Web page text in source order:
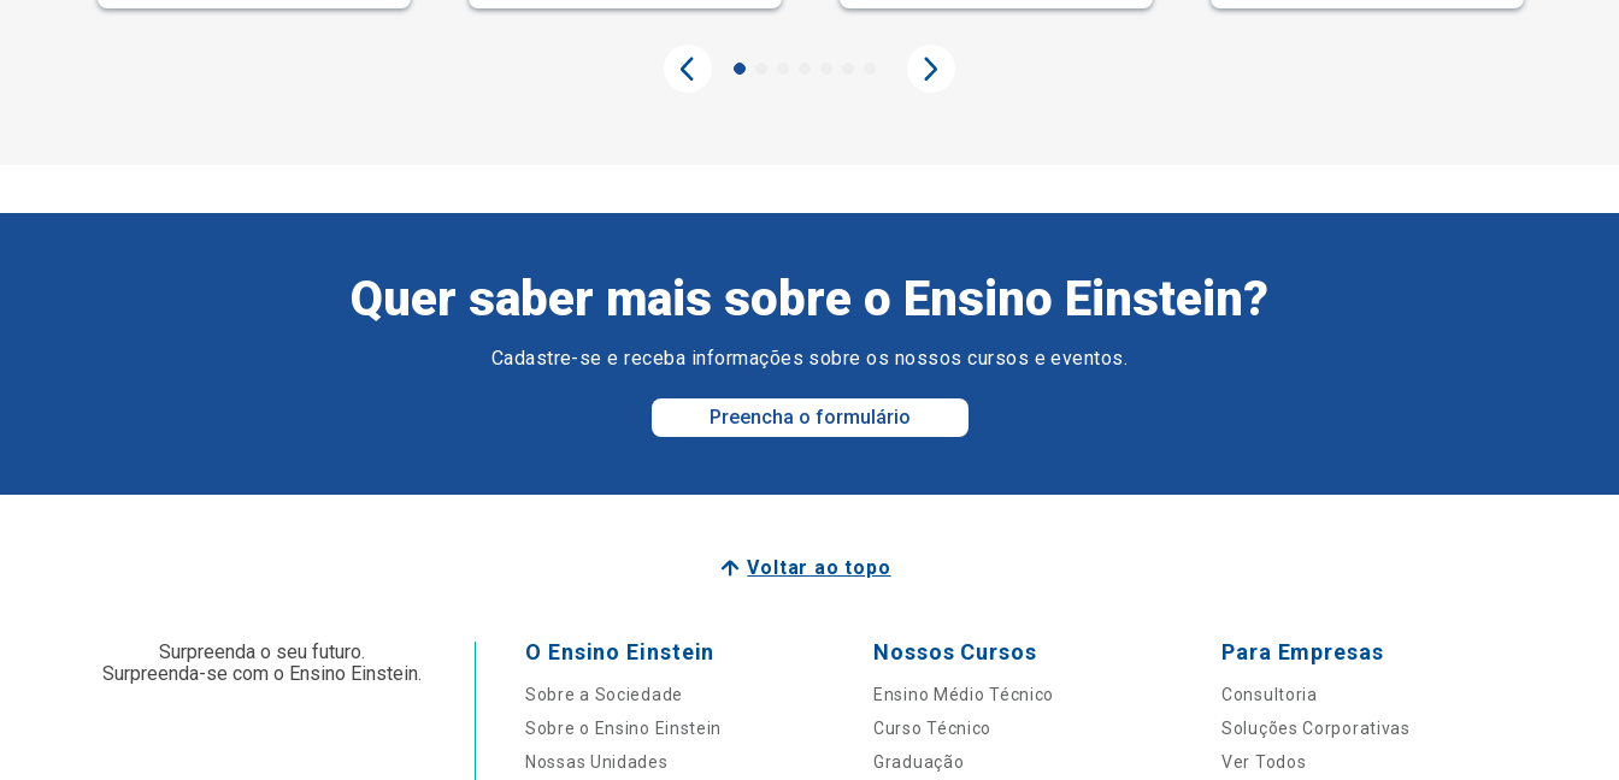
Quer saber mais sobre o Ensino Einstein?
Cadastre-se e receba informações sobre os nossos cursos e eventos.
Preencha o formulário
Voltar ao topo
Surpreenda o seu futuro.
Surpreenda-se com o Ensino Einstein.
O Ensino Einstein
Sobre a Sociedade
Sobre o Ensino Einstein
Nossas Unidades
Nossos Cursos
Ensino Médio Técnico
Curso Técnico
Graduação
Para Empresas
Consultoria
Soluções Corporativas
Ver Todos